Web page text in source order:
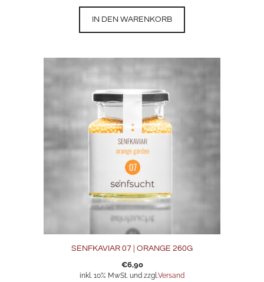
IN DEN WARENKORB
SENFKAVIAR 07 | ORANGE 260G
€6,90
inkl. 10% MwSt. und zzgl.Versand